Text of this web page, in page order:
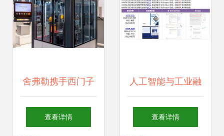
会议侧记
舍弗勒携手西门子
深化人工智能合
查看详情
人工智能与工业融
合 第六届AIITA
查看详情